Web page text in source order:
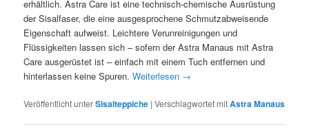
erhältlich. Astra Care ist eine technisch-chemische Ausrüstung
der Sisalfaser, die eine ausgesprochene Schmutzabweisende
Eigenschaft aufweist. Leichtere Verunreinigungen und
Flüssigkeiten lassen sich – sofern der Astra Manaus mit Astra
Care ausgerüstet ist – einfach mit einem Tuch entfernen und
hinterlassen keine Spuren.Weiterlesen →
Veröffentlicht unterSisalteppiche |Verschlagwortet mitAstra Manaus